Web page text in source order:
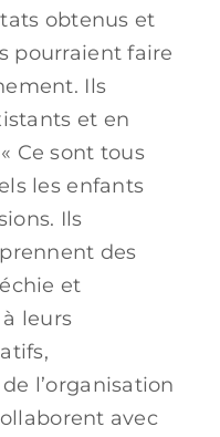
obtenus et
pourraient faire
Ils
et en
Ce sont tous
les enfants
Ils
des
et
leurs
l’organisation
avec